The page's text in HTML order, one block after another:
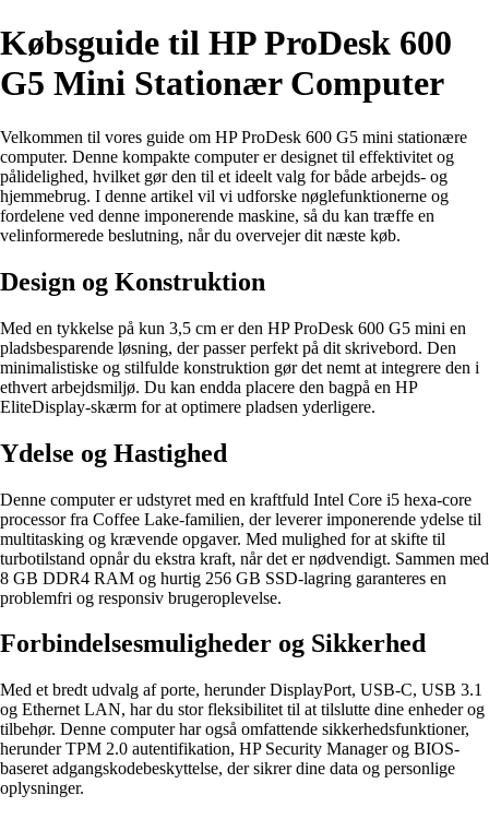
Købsguide til HP ProDesk 600
G5 Mini Stationær Computer
Velkommen til vores guide om HP ProDesk 600 G5 mini stationære
computer. Denne kompakte computer er designet til effektivitet og
pålidelighed, hvilket gør den til et ideelt valg for både arbejds- og
hjemmebrug. I denne artikel vil vi udforske nøglefunktionerne og
fordelene ved denne imponerende maskine, så du kan træffe en
velinformerede beslutning, når du overvejer dit næste køb.
Design og Konstruktion
Med en tykkelse på kun 3,5 cm er den HP ProDesk 600 G5 mini en
pladsbesparende løsning, der passer perfekt på dit skrivebord. Den
minimalistiske og stilfulde konstruktion gør det nemt at integrere den i
ethvert arbejdsmiljø. Du kan endda placere den bagpå en HP
EliteDisplay-skærm for at optimere pladsen yderligere.
Ydelse og Hastighed
Denne computer er udstyret med en kraftfuld Intel Core i5 hexa-core
processor fra Coffee Lake-familien, der leverer imponerende ydelse til
multitasking og krævende opgaver. Med mulighed for at skifte til
turbotilstand opnår du ekstra kraft, når det er nødvendigt. Sammen med
8 GB DDR4 RAM og hurtig 256 GB SSD-lagring garanteres en
problemfri og responsiv brugeroplevelse.
Forbindelsesmuligheder og Sikkerhed
Med et bredt udvalg af porte, herunder DisplayPort, USB-C, USB 3.1
og Ethernet LAN, har du stor fleksibilitet til at tilslutte dine enheder og
tilbehør. Denne computer har også omfattende sikkerhedsfunktioner,
herunder TPM 2.0 autentifikation, HP Security Manager og BIOS-
baseret adgangskodebeskyttelse, der sikrer dine data og personlige
oplysninger.